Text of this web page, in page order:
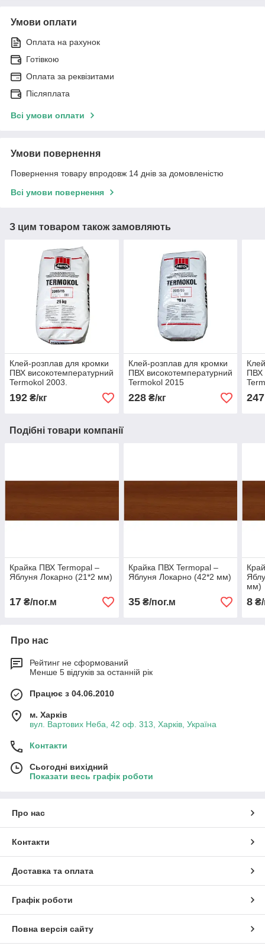
Умови оплати
Оплата на рахунок
Готівкою
Оплата за реквізитами
Післяплата
Всі умови оплати
Умови повернення
Повернення товару впродовж 14 днів за домовленістю
Всі умови повернення
З цим товаром також замовляють
Клей-розплав для кромки
ПВХ високотемпературний
Termokol 2003.
192 ₴/кг
Клей-розплав для кромки
ПВХ високотемпературний
Termokol 2015
228₴/кг
ПВХ
247
Подібні товари компанії
Крайка ПВХ Termopal ‒
Яблуня Локарно (21*2 мм)
17 ₴/пог.м
Крайка ПВХ Termopal ‒
Яблуня Локарно (42*2 мм)
35₴/пог.м
мм)
8 ₴/
Про нас
Рейтинг не сформований
Менше 5 відгуків за останній рік
Працює з 04.06.2010
м. Харків
вул. Вартових Неба, 42 оф. 313, Харків, Україна
Контакти
Сьогодні вихідний
Показати весь графік роботи
Про нас
Контакти
Доставка та оплата
Графік роботи
Повна версія сайту